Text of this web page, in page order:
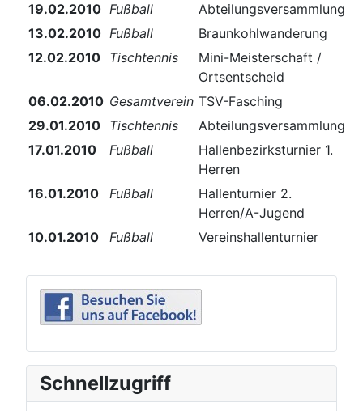
19.02.2010 Fußball
Abteilungsversammlung
13.02.2010 Fußball
Braunkohlwanderung
12.02.2010 Tischtennis
Mini-Meisterschaft /
Ortsentscheid
06.02.2010 Gesamtverein TSV-Fasching
29.01.2010 Tischtennis
Abteilungsversammlung
17.01.2010
Fußball
Hallenbezirksturnier 1.
Herren
16.01.2010
Fußball
Hallenturnier 2.
Herren/A-Jugend
10.01.2010
Fußball Vereinshallenturnier
Schnellzugriff